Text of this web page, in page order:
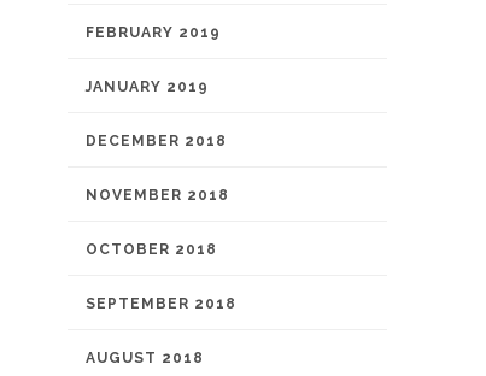
FEBRUARY 2019
JANUARY 2019
DECEMBER 2018
NOVEMBER 2018
OCTOBER 2018
SEPTEMBER 2018
AUGUST 2018